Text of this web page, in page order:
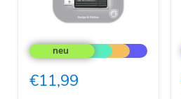
15-
020-
USB-
€11,99